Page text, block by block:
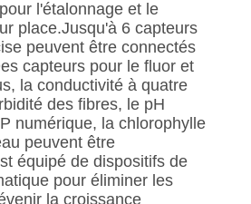
l'étalonnage et le
place.Jusqu'à 6 capteurs
peuvent être connectés
capteurs pour le fluor et
la conductivité à quatre
des fibres, le pH
numérique, la chlorophylle
peuvent être
équipé de dispositifs de
pour éliminer les
la croissance